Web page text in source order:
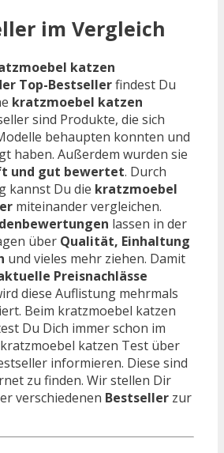
im Vergleich
katzen
Top-Bestsellerfindest Du
kratzmoebel katzen
sind Produkte, die sich
behaupten konnten und
haben. Außerdem wurden sie
und gut bewertet. Durch
kannst Du die kratzmoebel
miteinander vergleichen.
lassen in der
über Qualität, Einhaltung
und vieles mehr ziehen. Damit
Preisnachlässe
diese Auflistung mehrmals
Beim kratzmoebel katzen
Du Dich immer schon im
katzen Test über
informieren. Diese sind
zu finden. Wir stellen Dir
verschiedenen Bestseller zur